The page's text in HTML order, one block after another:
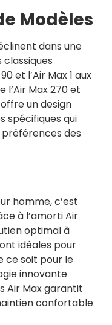
Modèles
dans une
et l’Air Max 1 aux
Max 270 et
un design
spécifiques qui
des
homme, c’est
à l’amorti Air
optimal à
idéales pour
ce soit pour le
innovante
Air Max garantit
confortable